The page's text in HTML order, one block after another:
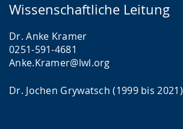
Wissenschaftliche Leitung
Dr. Anke Kramer
0251-591-4681
Anke.Kramer@lwl.org
Dr. Jochen Grywatsch (1999 bis 2021)